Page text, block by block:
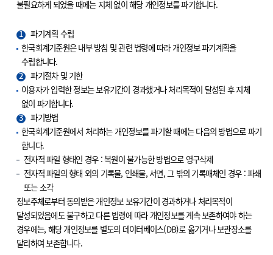
불필요하게 되었을 때에는 지체 없이 해당 개인정보를 파기합니다.
1
파기계획 수립
한국회계기준원은 내부 방침 및 관련 법령에 따라 개인정보 파기계획을
수립합니다.
2
파기절차 및 기한
이용자가 입력한 정보는 보유기간이 경과했거나 처리목적이 달성된 후 지체
없이 파기합니다.
3
파기방법
한국회계기준원에서 처리하는 개인정보를 파기할 때에는 다음의 방법으로 파기
합니다.
전자적 파일 형태인 경우 : 복원이 불가능한 방법으로 영구삭제
전자적 파일의 형태 외의 기록물, 인쇄물, 서면, 그 밖의 기록매체인 경우 : 파쇄
또는 소각
정보주체로부터 동의받은 개인정보 보유기간이 경과하거나 처리목적이
달성되었음에도 불구하고 다른 법령에 따라 개인정보를 계속 보존하여야 하는
경우에는, 해당 개인정보를 별도의 데이터베이스(DB)로 옮기거나 보관장소를
달리하여 보존합니다.